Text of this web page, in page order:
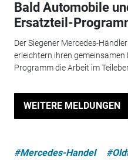
Bald Automobile
Ersatzteil-
Der Siegener Mercedes-
erleichtern ihren gemeinsamen
Programm die Arbeit im
WEITERE MELDUNGEN
#Mercedes-Handel